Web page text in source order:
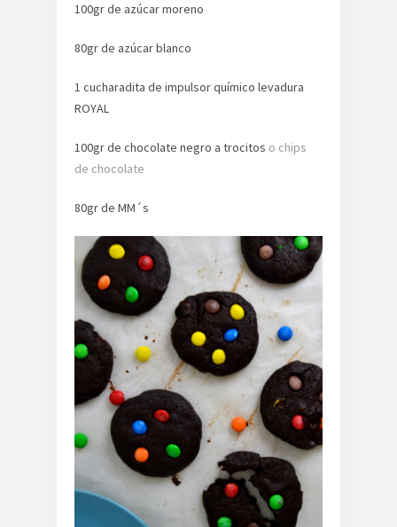
100gr de azúcar moreno
80gr de azúcar blanco
1 cucharadita de impulsor químico levadura
ROYAL
100gr de chocolate negro a trocitos o chips
de chocolate
80gr de MM´s